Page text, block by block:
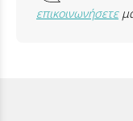
επικοινωνήσετε